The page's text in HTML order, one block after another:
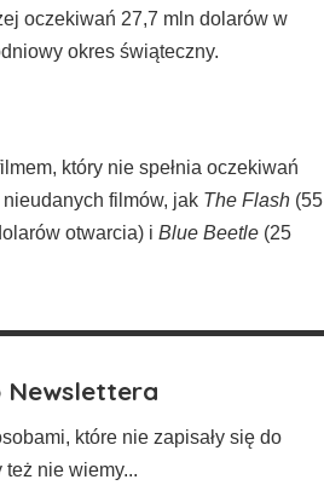
oczekiwań 27,7 mln dolarów w
okres świąteczny.
który nie spełnia oczekiwań
filmów, jak The Flash (55
otwarcia) i Blue Beetle (25
Newslettera
które nie zapisały się do
też nie wiemy...